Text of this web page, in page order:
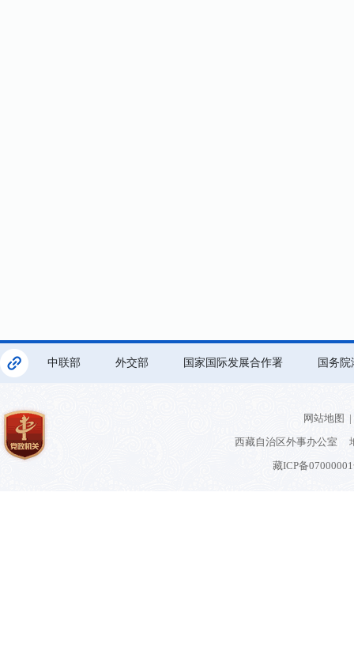
中联部 外交部 国家国际发展合作署 国务
网站地图 |
西藏自治区外事办公室
藏ICP备